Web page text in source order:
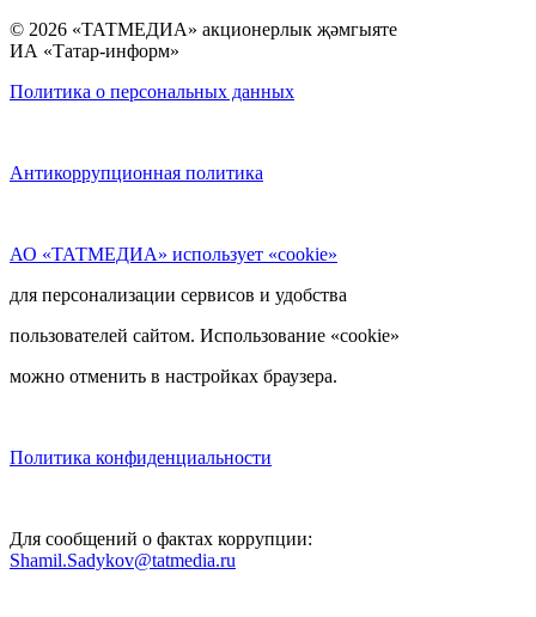
© 2026 «ТАТМЕДИА» акционерлык җәмгыяте
ИА «Татар-информ»
Политика о персональных данных
Антикоррупционная политика
АО «ТАТМЕДИА» использует «cookie»
для персонализации сервисов и удобства
пользователей сайтом. Использование «cookie»
можно отменить в настройках браузера.
Политика конфиденциальности
Для сообщений о фактах коррупции:
Shamil.Sadykov@tatmedia.ru